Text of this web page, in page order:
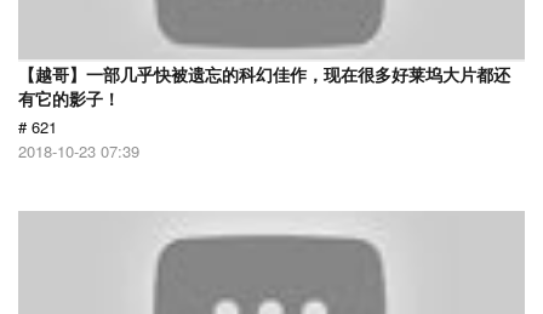
【越哥】一部几乎快被遗忘的科幻佳作，现在很多好莱坞大片都还
有它的影子！
# 621
2018-10-23 07:39